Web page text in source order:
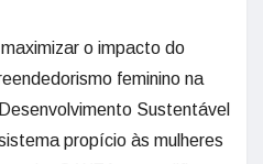
o impacto do
feminino na
Sustentável
propício às mulheres